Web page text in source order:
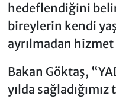
hedeflendiğini
bireylerin kendi
ayrılmadan
Bakan Göktaş,
yılda